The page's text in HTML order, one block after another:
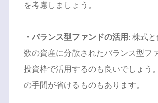
を考慮しましょう。
・バランス型ファンドの活用 : 株式
数の資産に分散されたバランス型フ
投資枠で活用するのも良いでしょう
の手間が省けるものもあります。